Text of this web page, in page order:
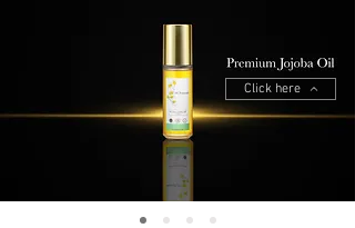
Click here